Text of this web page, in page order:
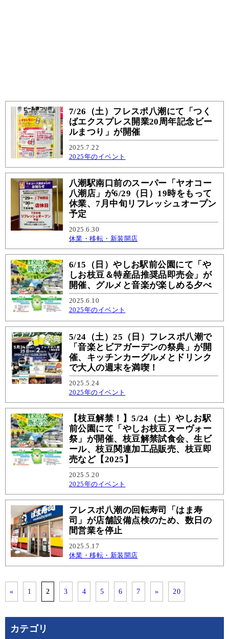
7/26（土）フレスポ八潮にて「つく
ばエクスプレス開業20周年記念ビー
ルまつり」が開催
2025.7.22
2025年のイベント
八潮駅南口前のスーパー「ヤオコー
八潮店」が6/29（日）19時をもって
休業、7月中旬リフレッシュオープン
予定
2025.6.30
休業・移転・新装開店
6/15（日）やしお駅前公園にて「や
しお枝豆＆特産品推奨品即売会」が
開催、グルメと音楽が楽しめる夕べ
2025.6.10
2025年のイベント
5/24（土）25（日）フレスポ八潮で
「音楽とビアガーデンの祭典」が開
催、キッチンカーグルメとドリンク
で大人の週末を満喫！
2025.5.24
2025年のイベント
【枝豆解禁！】5/24（土）やしお駅
前公園にて「やしお枝豆ヌーヴォー
祭」が開催、枝豆解禁試食会、生ビ
ール、枝豆関連加工品販売、枝豆即
売など【2025】
2025.5.20
2025年のイベント
フレスポ八潮の回転寿司「はま寿
司」が店舗設備点検のため、数日の
間営業を停止
2025.5.17
休業・移転・新装開店
« 1 2 3 4 5 6 7 » 20
カテゴリ